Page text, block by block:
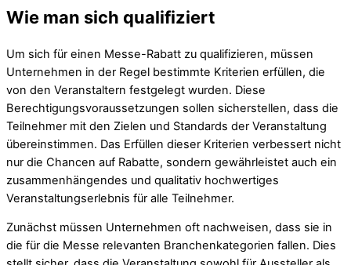
Wie man sich qualifiziert
Um sich für einen Messe-Rabatt zu qualifizieren, müssen
Unternehmen in der Regel bestimmte Kriterien erfüllen, die
von den Veranstaltern festgelegt wurden. Diese
Berechtigungsvoraussetzungen sollen sicherstellen, dass die
Teilnehmer mit den Zielen und Standards der Veranstaltung
übereinstimmen. Das Erfüllen dieser Kriterien verbessert nicht
nur die Chancen auf Rabatte, sondern gewährleistet auch ein
zusammenhängendes und qualitativ hochwertiges
Veranstaltungserlebnis für alle Teilnehmer.
Zunächst müssen Unternehmen oft nachweisen, dass sie in
die für die Messe relevanten Branchenkategorien fallen. Dies